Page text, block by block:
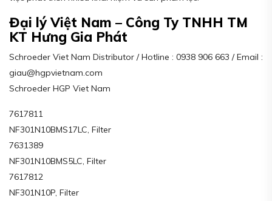
Đại lý Việt Nam – Công Ty TNHH TM
KT Hưng Gia Phát
Schroeder Viet Nam Distributor / Hotline : 0938 906 663 / Email :
giau@hgpvietnam.com
Schroeder HGP Viet Nam
7617811
NF301N10BMS17LC, Filter
7631389
NF301N10BMS5LC, Filter
7617812
NF301N10P, Filter